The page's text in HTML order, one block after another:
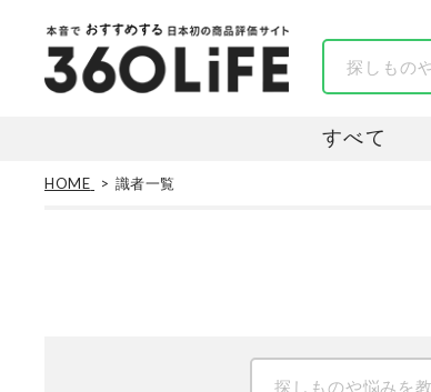
すべて
HOME 識者一覧